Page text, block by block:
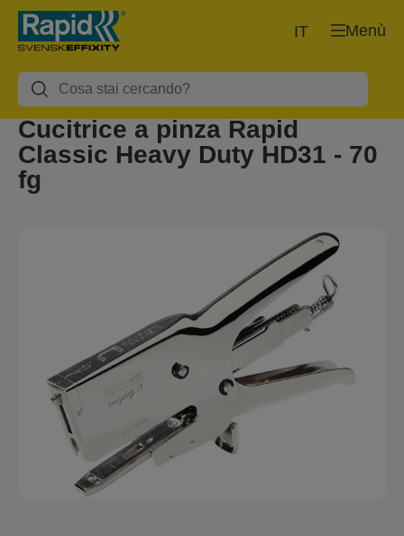
Menù
IT
Cucitrice a pinza Rapid
Classic Heavy Duty HD31 - 70
fg